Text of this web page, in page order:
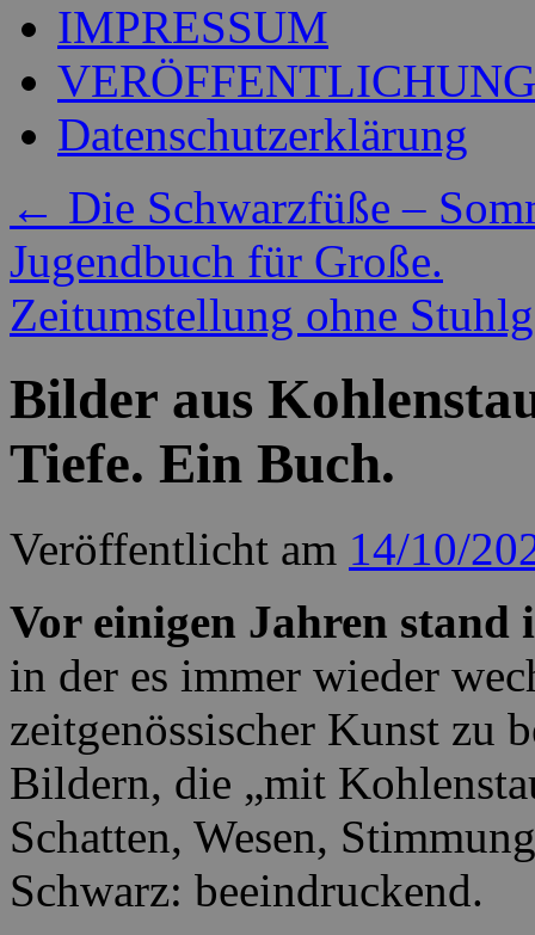
IMPRESSUM
Datenschutzerklärung
← Die Schwarzfüße –
Jugendbuch für Große.
Zeitumstellung ohne
Bilder aus
Tiefe. Ein Buch.
Veröffentlicht am 14/10/
Vor einigen Jahren stand
in der es immer wieder
zeitgenössischer Kunst zu
Bildern, die „mit
Schatten, Wesen,
Schwarz: beeindruckend.